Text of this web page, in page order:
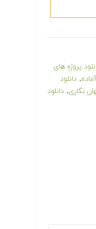
پروژه های
, دانلود
نگاری, دانلود